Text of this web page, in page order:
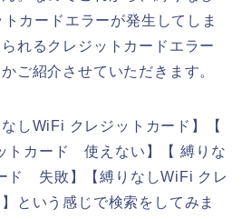
カードエラーが発生してしま
れるクレジットカードエラー
ご紹介させていただきます。
しWiFi クレジットカード】【
トカード 使えない】【 縛りな
ド 失敗】【縛りなしWiFi クレ
という感じで検索をしてみま